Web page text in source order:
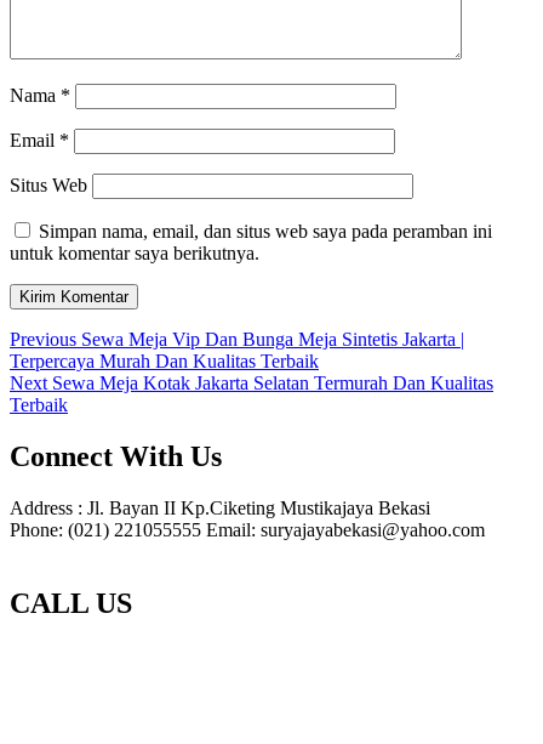
Nama *
Email *
Situs Web
Simpan nama, email, dan situs web saya pada peramban ini
untuk komentar saya berikutnya.
Navigasi
pos
Previous Previous
post:
Sewa Meja Vip Dan Bunga Meja Sintetis Jakarta |
Terpercaya Murah Dan Kualitas Terbaik
Next Next
post:
Sewa Meja Kotak Jakarta Selatan Termurah Dan Kualitas
Terbaik
Connect With Us
Address : Jl. Bayan II Kp.Ciketing Mustikajaya Bekasi
Phone: (021) 221055555 Email: suryajayabekasi@yahoo.com
CALL US